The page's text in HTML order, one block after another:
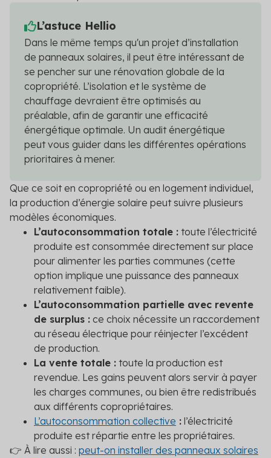
L’astuce Hellio
Dans le même temps qu'un projet d’installation
de panneaux solaires, il peut être intéressant de
se pencher sur une rénovation globale de la
copropriété. L’isolation et le système de
chauffage devraient être optimisés au
préalable, afin de garantir une efficacité
énergétique optimale. Un audit énergétique
peut vous guider dans les différentes opérations
prioritaires à mener.
Que ce soit en copropriété ou en logement individuel,
la production d’énergie solaire peut suivre plusieurs
modèles économiques.
L’autoconsommation totale : toute l’électricité
produite est consommée directement sur place
pour alimenter les parties communes (cette
option implique une puissance des panneaux
relativement faible).
L’autoconsommation partielle avec revente
de surplus : ce choix nécessite un raccordement
au réseau électrique pour réinjecter l’excédent
de production.
La vente totale : toute la production est
revendue. Les gains peuvent alors servir à payer
les charges communes, ou bien être redistribués
aux différents copropriétaires.
L’autoconsommation collective : l’électricité
produite est répartie entre les propriétaires.
👉 À lire aussi : peut-on installer des panneaux solaires